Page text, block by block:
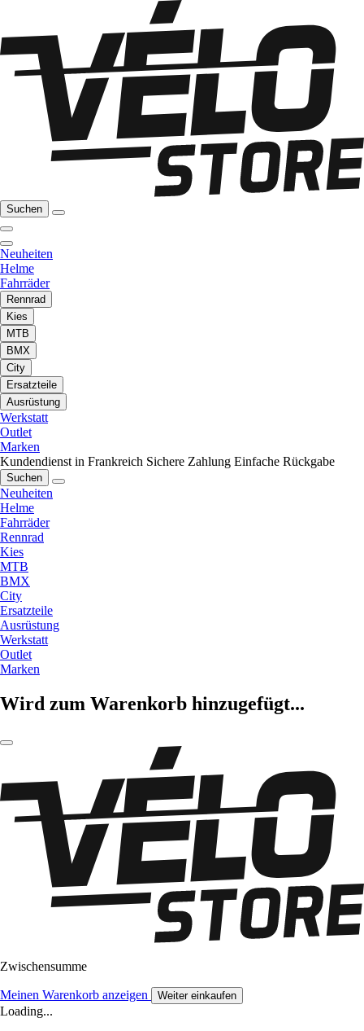
Suchen
Neuheiten
Helme
Fahrräder
Rennrad
Kies
MTB
BMX
City
Ersatzteile
Ausrüstung
Werkstatt
Outlet
Marken
Kundendienst in Frankreich Sichere Zahlung Einfache Rückgabe
Suchen
Neuheiten
Helme
Fahrräder
Rennrad
Kies
MTB
BMX
City
Ersatzteile
Ausrüstung
Werkstatt
Outlet
Marken
Wird zum Warenkorb hinzugefügt...
Zwischensumme
Meinen Warenkorb anzeigen Weiter einkaufen
Loading...